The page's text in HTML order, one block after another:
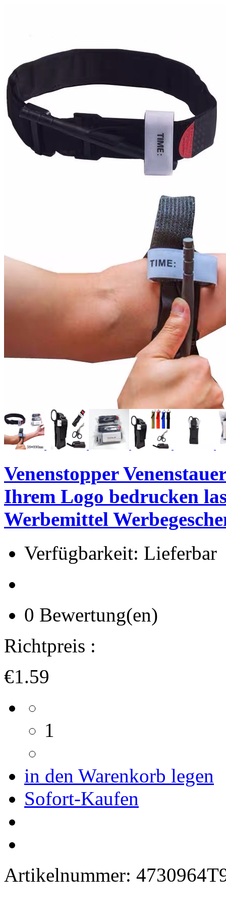
Venenstopper
Ihrem Logo bedrucken
Werbemittel
Verfügbarkeit: Lieferbar
0 Bewertung(en)
Richtpreis :
€1.59
1
in den Warenkorb legen
Sofort-Kaufen
Artikelnummer: